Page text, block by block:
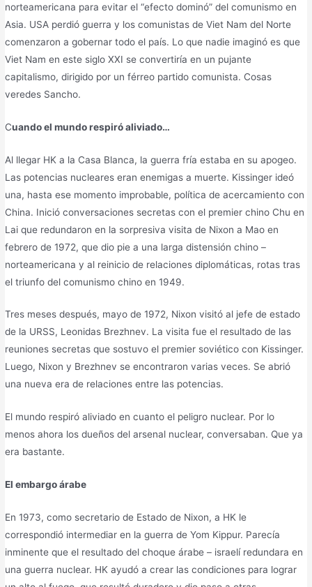
norteamericana para evitar el “efecto dominó” del comunismo en
Asia. USA perdió guerra y los comunistas de Viet Nam del Norte
comenzaron a gobernar todo el país. Lo que nadie imaginó es que
Viet Nam en este siglo XXI se convertiría en un pujante
capitalismo, dirigido por un férreo partido comunista. Cosas
veredes Sancho.
Cuando el mundo respiró aliviado…
Al llegar HK a la Casa Blanca, la guerra fría estaba en su apogeo.
Las potencias nucleares eran enemigas a muerte. Kissinger ideó
una, hasta ese momento improbable, política de acercamiento con
China. Inició conversaciones secretas con el premier chino Chu en
Lai que redundaron en la sorpresiva visita de Nixon a Mao en
febrero de 1972, que dio pie a una larga distensión chino –
norteamericana y al reinicio de relaciones diplomáticas, rotas tras
el triunfo del comunismo chino en 1949.
Tres meses después, mayo de 1972, Nixon visitó al jefe de estado
de la URSS, Leonidas Brezhnev. La visita fue el resultado de las
reuniones secretas que sostuvo el premier soviético con Kissinger.
Luego, Nixon y Brezhnev se encontraron varias veces. Se abrió
una nueva era de relaciones entre las potencias.
El mundo respiró aliviado en cuanto el peligro nuclear. Por lo
menos ahora los dueños del arsenal nuclear, conversaban. Que ya
era bastante.
El embargo árabe
En 1973, como secretario de Estado de Nixon, a HK le
correspondió intermediar en la guerra de Yom Kippur. Parecía
inminente que el resultado del choque árabe – israelí redundara en
una guerra nuclear. HK ayudó a crear las condiciones para lograr